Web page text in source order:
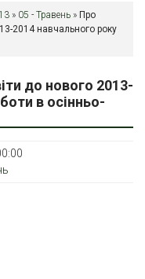
» 05 - Травень » Про
2014 навчального року
до нового 2013-
в осінньо-